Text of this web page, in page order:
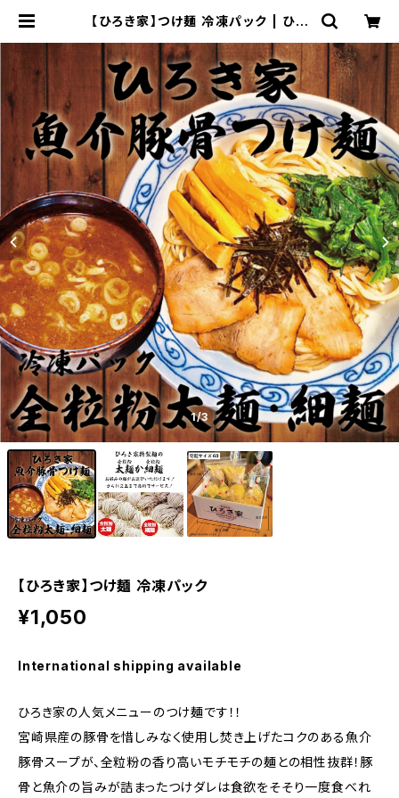
【ひろき家】つけ麺 冷凍パック | ひろ
1/3
【ひろき家】つけ麺 冷凍パック
¥1,050
International shipping available
ひろき家の人気メニューのつけ麺です！！
宮崎県産の豚骨を惜しみなく使用し焚き上げたコクのある魚介
豚骨スープが、全粒粉の香り高いモチモチの麺との相性抜群！豚
骨と魚介の旨みが詰まったつけダレは食欲をそそり一度食べれ